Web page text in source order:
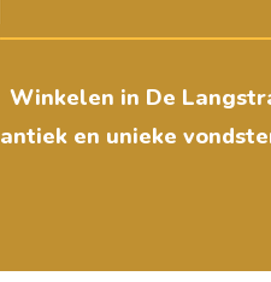
Winkelen in De
antiek en unieke